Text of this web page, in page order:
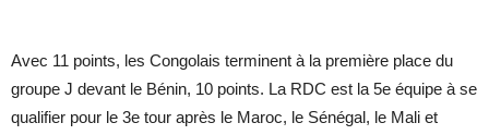
Avec 11 points, les Congolais terminent à la première place du
groupe J devant le Bénin, 10 points. La RDC est la 5e équipe à se
qualifier pour le 3e tour après le Maroc, le Sénégal, le Mali et